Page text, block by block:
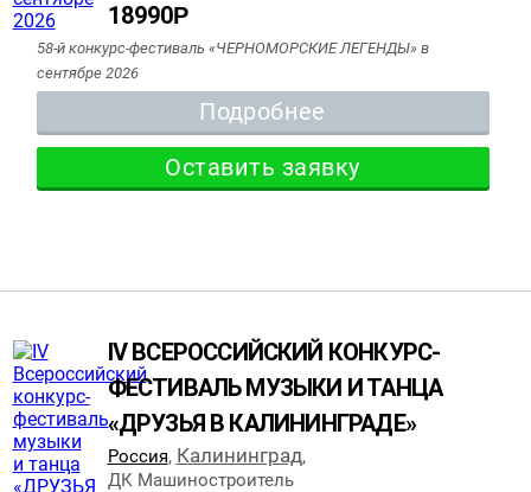
18990Р
58-й конкурс-фестиваль «ЧЕРНОМОРСКИЕ ЛЕГЕНДЫ» в
сентябре 2026
Подробнее
Оставить заявку
IV ВСЕРОССИЙСКИЙ КОНКУРС-
ФЕСТИВАЛЬ МУЗЫКИ И ТАНЦА
«ДРУЗЬЯ В КАЛИНИНГРАДЕ»
Россия, Калининград,
ДК Машиностроитель